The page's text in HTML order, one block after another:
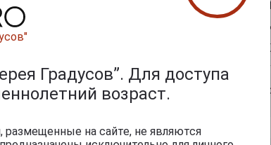
Градусов”. Для доступа
возраст.
на сайте, не являются